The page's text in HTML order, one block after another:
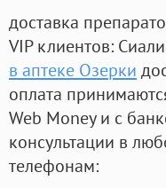
доставка
VIP клиентов:
в аптеке Озерки
оплата
Web Money и с
консультации в
телефонам: